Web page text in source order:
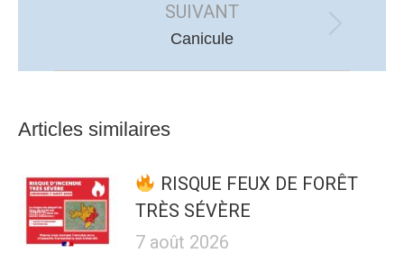
:
SUIVANT
Article
Canicule
Articles similaires
RISQUE FEUX DE FORÊT
TRÈS SÉVÈRE
7 août 2026